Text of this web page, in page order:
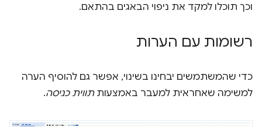
וכך תוכלו למקד את ניפוי הבאגים בהתאם.
רשומות עם הערות
כדי שהמשתמשים יבחינו בשינוי, אפשר גם להוסיף הערה
למשימה שאחראית למעבר באמצעותתווית כניסה.